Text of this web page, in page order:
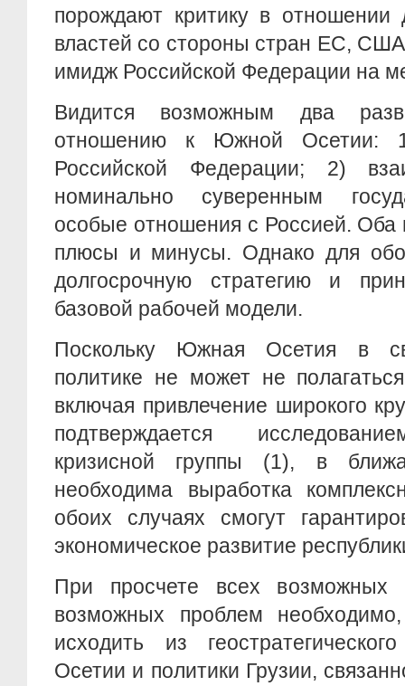
порождают критику в отношении
властей со стороны стран ЕС,
имидж Российской Федерации на
Видится возможным два
отношению к Южной Осетии:
Российской Федерации; 2)
номинально суверенным
особые отношения с Россией. Оба
плюсы и минусы. Однако для
долгосрочную стратегию и
базовой рабочей модели.
Поскольку Южная Осетия в
политике не может не
включая привлечение широкого
подтверждается
кризисной группы (1), в
необходима выработка
обоих случаях смогут
экономическое развитие
При просчете всех возможных
возможных проблем
исходить из
Осетии и политики Грузии,